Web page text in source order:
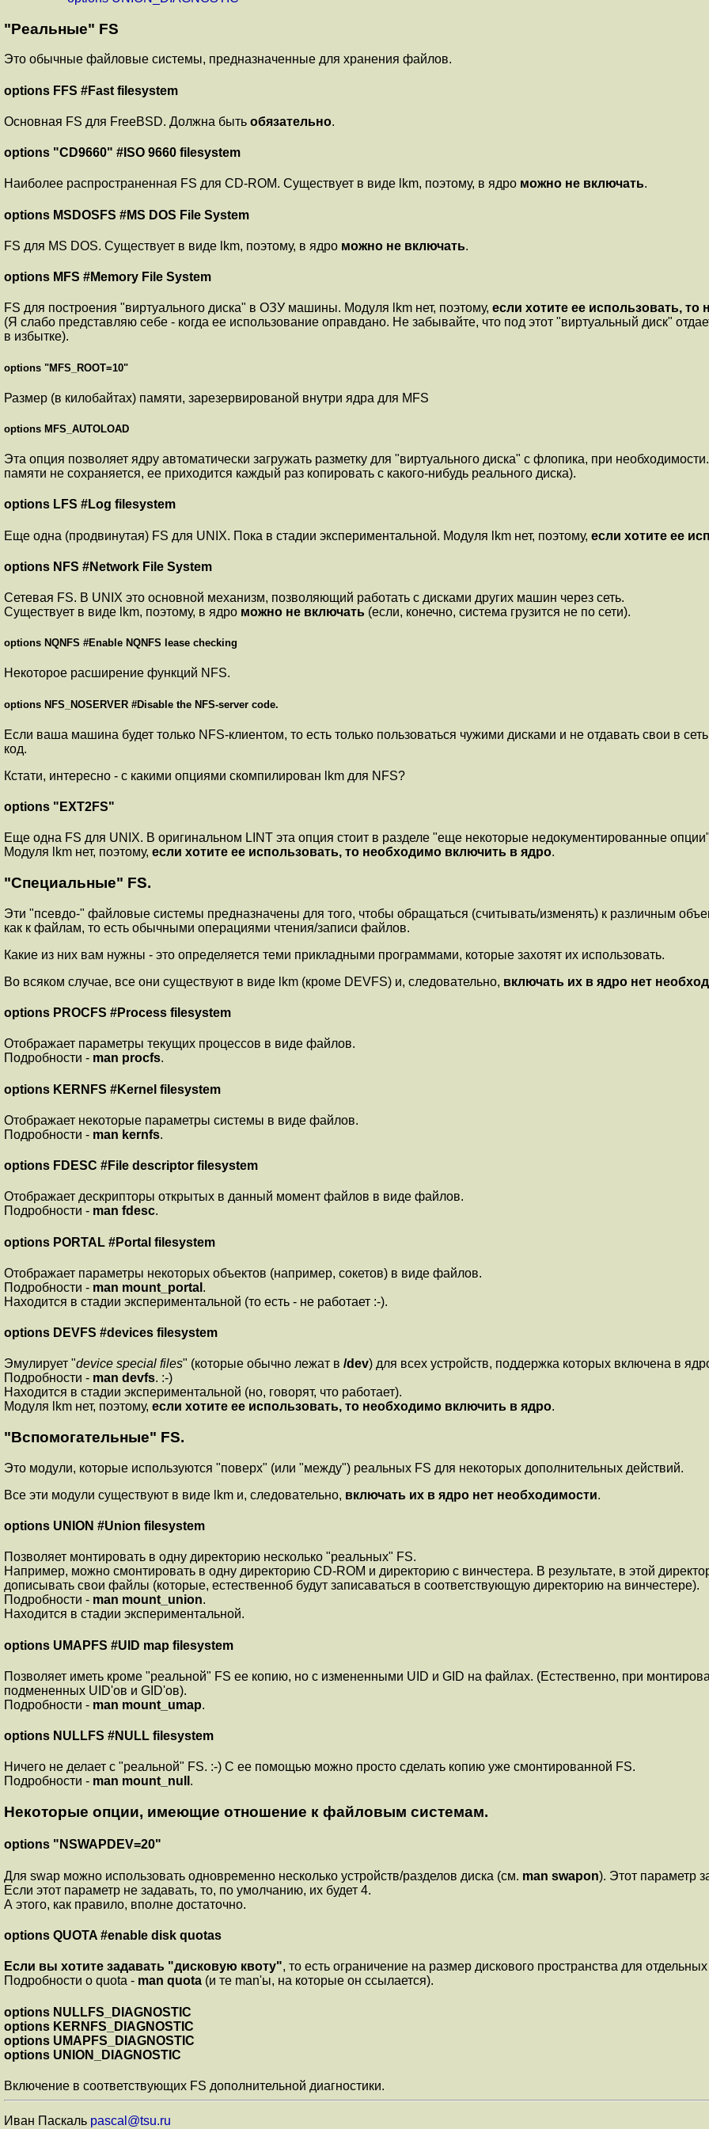
"Реальные" FS
Это обычные файловые системы, предназначенные для хранения файлов.
options FFS #Fast filesystem
Основная FS для FreeBSD. Должна быть обязательно.
options "CD9660" #ISO 9660 filesystem
Наиболее распространенная FS для CD-ROM. Существует в виде lkm, поэтому, в ядро можно не включать.
options MSDOSFS #MS DOS File System
FS для MS DOS. Существует в виде lkm, поэтому, в ядро можно не включать.
options MFS #Memory File System
FS для построения "виртуального диска" в ОЗУ машины. Модуля lkm нет, поэтому, если хотите ее использовать,
(Я слабо представляю себе - когда ее использование оправдано. Не забывайте, что под этот "виртуальный диск"
в избытке).
options "MFS_ROOT=10"
Размер (в килобайтах) памяти, зарезервированой внутри ядра для MFS
options MFS_AUTOLOAD
Эта опция позволяет ядру автоматически загружать разметку для "виртуального диска" с флопика, при
памяти не сохраняется, ее приходится каждый раз копировать с какого-нибудь реального диска).
options LFS #Log filesystem
Еще одна (продвинутая) FS для UNIX. Пока в стадии экспериментальной. Модуля lkm нет, поэтому, если хотите ее
options NFS #Network File System
Сетевая FS. В UNIX это основной механизм, позволяющий работать с дисками других машин через сеть.
Существует в виде lkm, поэтому, в ядро можно не включать (если, конечно, система грузится не по сети).
options NQNFS #Enable NQNFS lease checking
Некоторое расширение функций NFS.
options NFS_NOSERVER #Disable the NFS-server code.
Если ваша машина будет только NFS-клиентом, то есть только пользоваться чужими дисками и не отдавать свои в
код.
Кстати, интересно - с какими опциями скомпилирован lkm для NFS?
options "EXT2FS"
Еще одна FS для UNIX. В оригинальном LINT эта опция стоит в разделе "еще некоторые недокументированные
Модуля lkm нет, поэтому, если хотите ее использовать, то необходимо включить в ядро.
"Специальные" FS.
Эти "псевдо-" файловые системы предназначены для того, чтобы обращаться (считывать/изменять) к различным
как к файлам, то есть обычными операциями чтения/записи файлов.
Какие из них вам нужны - это определяется теми прикладными программами, которые захотят их использовать.
Во всяком случае, все они существуют в виде lkm (кроме DEVFS) и, следовательно, включать их в ядро нет
options PROCFS #Process filesystem
Отображает параметры текущих процессов в виде файлов.
Подробности - man procfs.
options KERNFS #Kernel filesystem
Отображает некоторые параметры системы в виде файлов.
Подробности - man kernfs.
options FDESC #File descriptor filesystem
Отображает дескрипторы открытых в данный момент файлов в виде файлов.
Подробности - man fdesc.
options PORTAL #Portal filesystem
Отображает параметры некоторых объектов (например, сокетов) в виде файлов.
Подробности - man mount_portal .
Находится в стадии экспериментальной (то есть - не работает :-).
options DEVFS #devices filesystem
Эмулирует "device special files" (которые обычно лежат в /dev) для всех устройств, поддержка которых включена в
Подробности - man devfs. :-)
Находится в стадии экспериментальной (но, говорят, что работает).
Модуля lkm нет, поэтому, если хотите ее использовать, то необходимо включить в ядро.
"Вспомогательные" FS.
Это модули, которые используются "поверх" (или "между") реальных FS для некоторых дополнительных действий.
Все эти модули существуют в виде lkm и, следовательно, включать их в ядро нет необходимости.
options UNION #Union filesystem
Позволяет монтировать в одну директорию несколько "реальных" FS.
Например, можно смонтировать в одну директорию CD-ROM и директорию с винчестера. В результате, в этой
дописывать свои файлы (которые, естественноб будут записаваться в соответствующую директорию на винчестере).
Подробности - man mount_union.
Находится в стадии экспериментальной.
options UMAPFS #UID map filesystem
Позволяет иметь кроме "реальной" FS ее копию, но с измененными UID и GID на файлах. (Естественно, при
подмененных UID'ов и GID'ов).
Подробности - man mount_umap.
options NULLFS #NULL filesystem
Ничего не делает с "реальной" FS. :-) С ее помощью можно просто сделать копию уже смонтированной FS.
Подробности - man mount_null .
Некоторые опции, имеющие отношение к файловым системам.
options "NSWAPDEV=20"
Для swap можно использовать одновременно несколько устройств/разделов диска (см. man swapon). Этот параметр
Если этот параметр не задавать, то, по умолчанию, их будет 4.
А этого, как правило, вполне достаточно.
options QUOTA #enable disk quotas
Если вы хотите задавать "дисковую квоту", то есть ограничение на размер дискового пространства для
Подробности о quota - man quota (и те man'ы, на которые он ссылается).
options NULLFS_DIAGNOSTIC
options KERNFS_DIAGNOSTIC
options UMAPFS_DIAGNOSTIC
options UNION_DIAGNOSTIC
Включение в соответствующих FS дополнительной диагностики.
Иван Паскаль pascal@tsu.ru